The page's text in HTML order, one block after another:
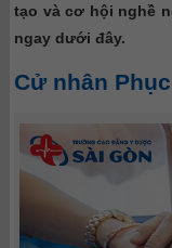
tạo và cơ hội nghề
ngay dưới đây.
Cử nhân